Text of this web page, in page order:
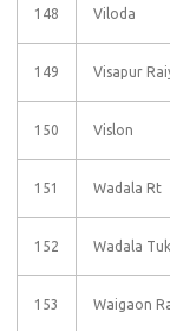
148 Viloda
149 Visapur
150 Vislon
151 Wadala Rt
152 Wadala
153 Waigaon